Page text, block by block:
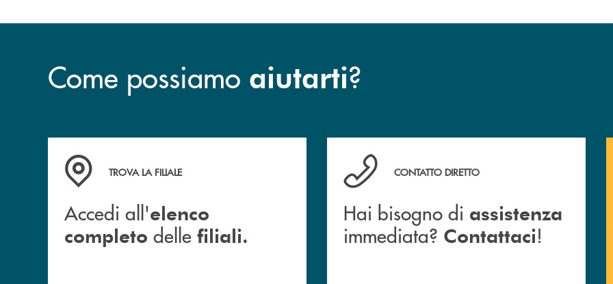
Come possiamo aiutarti?
Accedi all' elenco completo delle filiali.
TROVA LA FILIALE
Accedi all'elenco
completo delle filiali.
Hai bisogno di assistenza immediata? Contattaci !
CONTATTO DIRETTO
Hai bisogno di assistenza
immediata? Contattaci!